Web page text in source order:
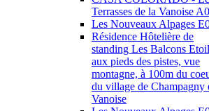
Terrasses de la Vanoise
Les Nouveaux Alpages
Résidence Hôtelière de
standing Les Balcons
aux pieds des pistes, vue
montagne, à 100m du
du village de Champagny
Vanoise